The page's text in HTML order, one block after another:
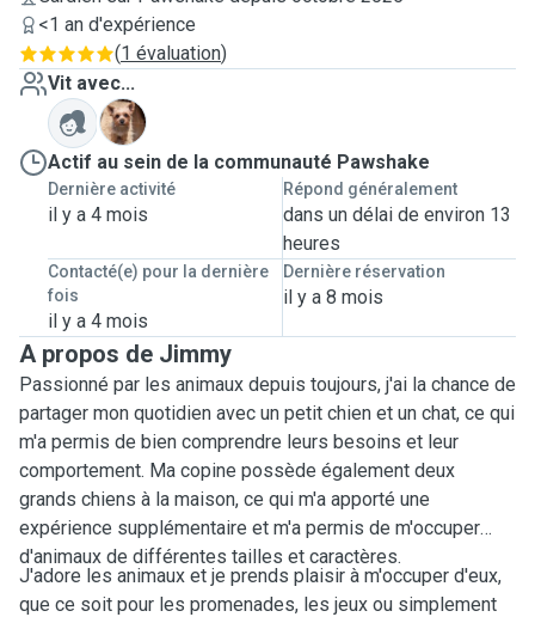
<1 an d'expérience
(1 évaluation)
Vit avec...
M
Actif au sein de la communauté Pawshake
Dernière activité
il y a 4 mois
Répond généralement
dans un délai de environ 13
heures
Contacté(e) pour la dernière
fois
il y a 4 mois
Dernière réservation
il y a 8 mois
A propos de Jimmy
Passionné par les animaux depuis toujours, j'ai la chance de
partager mon quotidien avec un petit chien et un chat, ce qui
m'a permis de bien comprendre leurs besoins et leur
comportement. Ma copine possède également deux
grands chiens à la maison, ce qui m'a apporté une
expérience supplémentaire et m'a permis de m'occuper
d'animaux de différentes tailles et caractères.
J'adore les animaux et je prends plaisir à m'occuper d'eux,
que ce soit pour les promenades, les jeux ou simplement